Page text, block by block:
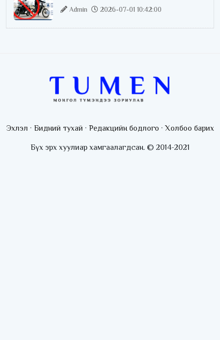
Admin 2026-07-01 10:42:00
Эхлэл · Бидний тухай · Редакцийн бодлого ·Холбоо барих
Бүх эрх хуулиар хамгаалагдсан. © 2014-2021